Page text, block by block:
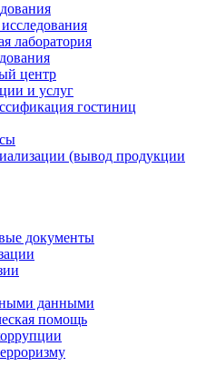
лаборатория
центр
и услуг
гостиниц
(вывод продукции
документы
данными
помощь